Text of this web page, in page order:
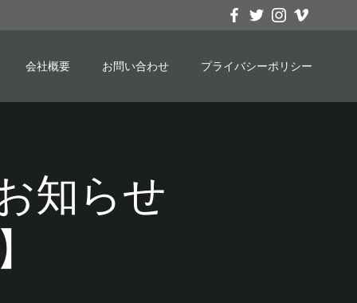
会社概要 お問い合わせ プライバシーポリシー
知らせ